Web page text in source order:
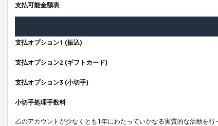
支払可能金額表
支払オプション1 (振込)
支払オプション2 (ギフトカード)
支払オプション3 (小切手)
小切手処理手数料
乙のアカウントが少なくとも1年にわたっていかなる実質的な活動を